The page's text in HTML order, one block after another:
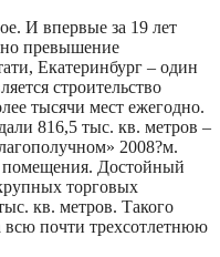
И впервые за 19 лет
превышение
Екатеринбург – один
строительство
тысячи мест ежегодно.
816,5 тыс. кв. метров –
2008?м.
Достойный
торговых
кв. метров. Такого
всю почти трехсотлетнюю